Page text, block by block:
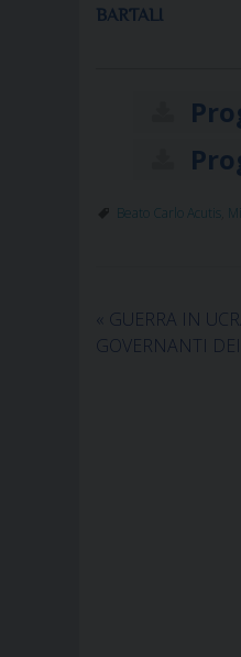
BARTALI
Beato Carlo Acutis
« GUERRA IN
GOVERNANTI